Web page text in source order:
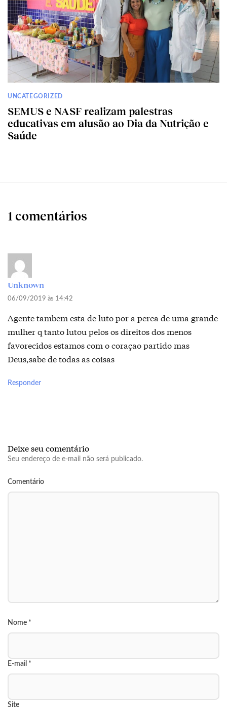
UNCATEGORIZED
SEMUS e NASF realizam palestras
educativas em alusão ao Dia da Nutrição e
Saúde
1 comentários
Unknown
06/09/2019 às 14:42
Agente tambem esta de luto por a perca de uma grande
mulher q tanto lutou pelos os direitos dos menos
favorecidos estamos com o coraçao partido mas
Deus,sabe de todas as coisas
Responder
Deixe seu comentário
Seu endereço de e-mail não será publicado.
Comentário
Nome *
E-mail *
Site